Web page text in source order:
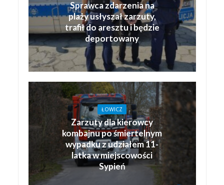
Sprawca zdarzenia na
plaży usłyszał zarzuty,
trafił do aresztu i będzie
deportowany
ŁOWICZ
Zarzuty dla kierowcy
kombajnu po śmiertelnym
wypadku z udziałem 11-
latka w miejscowości
Sypień